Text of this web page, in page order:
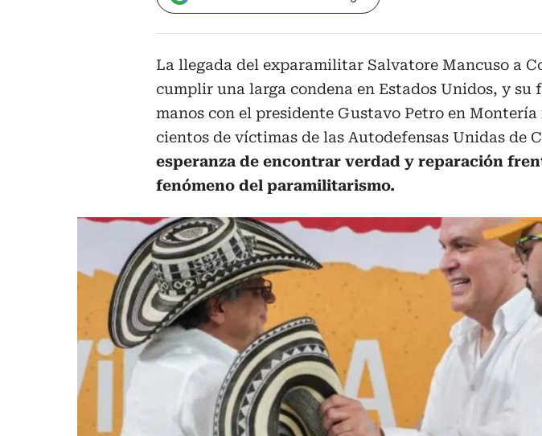
La llegada del exparamilitar Salvatore Mancuso a
cumplir una larga condena en Estados Unidos, y su
manos con el presidente Gustavo Petro en
cientos de víctimas de las Autodefensas Unidas de
esperanza de encontrar verdad y reparación
fenómeno del paramilitarismo.